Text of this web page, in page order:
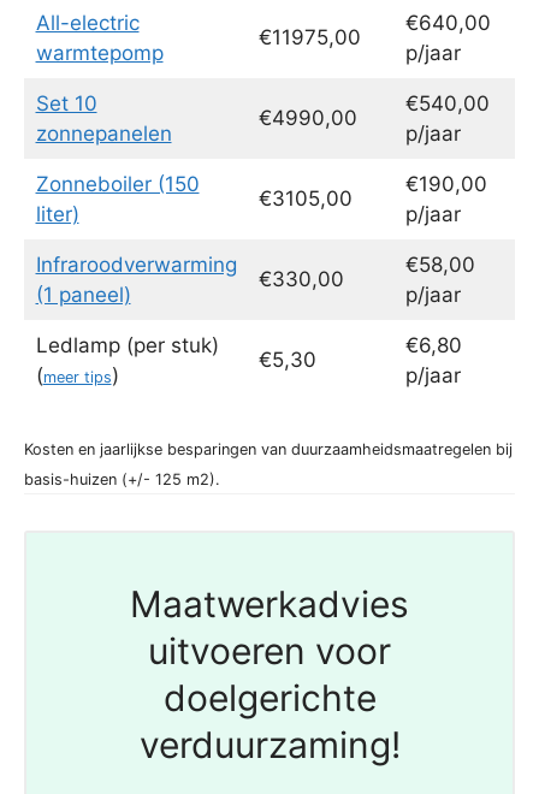
All-electric
warmtepomp
€11975,00
€640,00
p/jaar
Set 10
zonnepanelen
€4990,00
€540,00
p/jaar
Zonneboiler (150
liter)
€3105,00
€190,00
p/jaar
Infraroodverwarming
(1 paneel)
€330,00
€58,00
p/jaar
Ledlamp (per stuk)
(meer tips)
€5,30
€6,80
p/jaar
Kosten en jaarlijkse besparingen van duurzaamheidsmaatregelen bij
basis-huizen (+/- 125 m2).
Maatwerkadvies
uitvoeren voor
doelgerichte
verduurzaming!